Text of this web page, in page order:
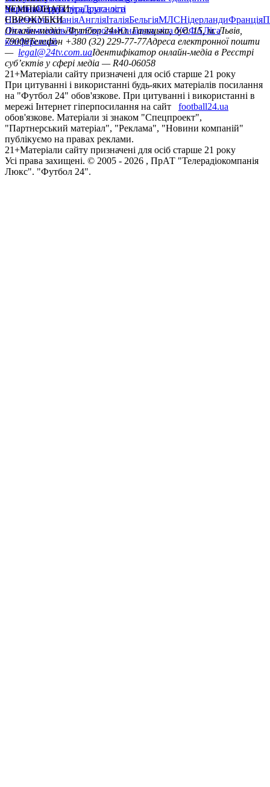
політикаСтруктура власності
УкраїнаПерша лігаДруга ліга
ЧЕМПІОНАТИ
НімеччинаІспаніяАнгліяІталіяБельгіяМЛСНідерландиФранція
ЄВРОКУБКИ
Ліга чемпіонівЛіга ЄвропиЮнацька ліга УЄФАЛіга
конференцій
Онлайн-медіа «Футбол 24»пл. Галицька, буд. 15, м. Львів,
79008Телефон +380 (32) 229-77-77Адреса електронної пошти
— legal@24tv.com.uaІдентифікатор онлайн-медіа в Реєстрі
суб’єктів у сфері медіа — R40-06058
21+Матеріали сайту призначені для осіб старше 21 року
При цитуванні і використанні будь-яких матеріалів посилання
на "Футбол 24" обов'язкове. При цитуванні і використанні в
мережі Інтернет гіперпосилання на сайт
football24.ua
обов'язкове. Матеріали зі знаком "Спецпроект",
"Партнерський матеріал", "Реклама", "Новини компаній"
публікуємо на правах реклами.
21+Матеріали сайту призначені для осіб старше 21 року
Усi права захищенi. © 2005 - 2026 , ПрАТ "Телерадіокомпанія
Люкс". "Футбол 24".